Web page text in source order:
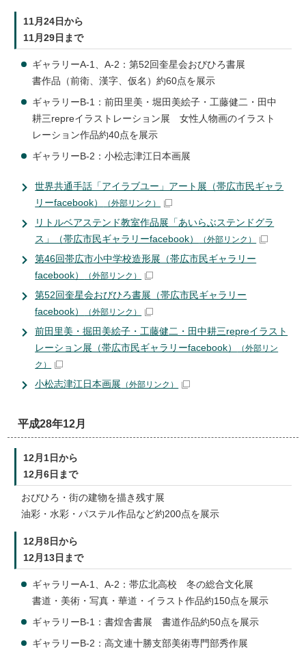
11月24日から
11月29日まで
ギャラリーA-1、A-2：第52回奎星会おびひろ書展
書作品（前衛、漢字、仮名）約60点を展示
ギャラリーB-1：前田里美・堀田美絵子・工藤健二・田中
耕三repreイラストレーション展 女性人物画のイラスト
レーション作品約40点を展示
ギャラリーB-2：小松志津江日本画展
世界共通手話「アイラブユー」アート展（帯広市民ギャラ
リーfacebook）
（外部リンク）
リトルベアステンド教室作品展「あいらぶステンドグラ
ス」（帯広市民ギャラリーfacebook）
（外部リンク）
第46回帯広市小中学校造形展（帯広市民ギャラリー
facebook）
（外部リンク）
第52回奎星会おびひろ書展（帯広市民ギャラリー
facebook）
（外部リンク）
前田里美・掘田美絵子・工藤健二・田中耕三repreイラスト
レーション展（帯広市民ギャラリーfacebook）
（外部リン
ク）
小松志津江日本画展 （外部リンク）
平成28年12月
12月1日から
12月6日まで
おびひろ・街の建物を描き残す展
油彩・水彩・パステル作品など約200点を展示
12月8日から
12月13日まで
ギャラリーA-1、A-2：帯広北高校 冬の総合文化展
書道・美術・写真・華道・イラスト作品約150点を展示
ギャラリーB-1：書煌舎書展 書道作品約50点を展示
ギャラリーB-2：高文連十勝支部美術専門部秀作展